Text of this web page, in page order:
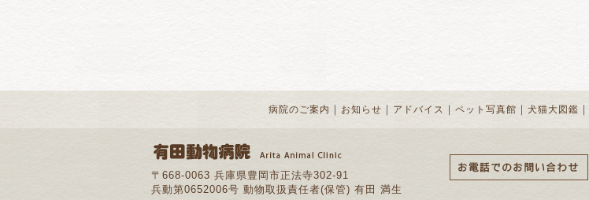
病院のご案内 ｜ お知らせ ｜ アドバイス ｜ ペット写真館 ｜ 犬猫大図鑑 ｜
〒668-0063 兵庫県豊岡市正法寺302-91
兵動第0652006号 動物取扱責任者(保管) 有田 満生